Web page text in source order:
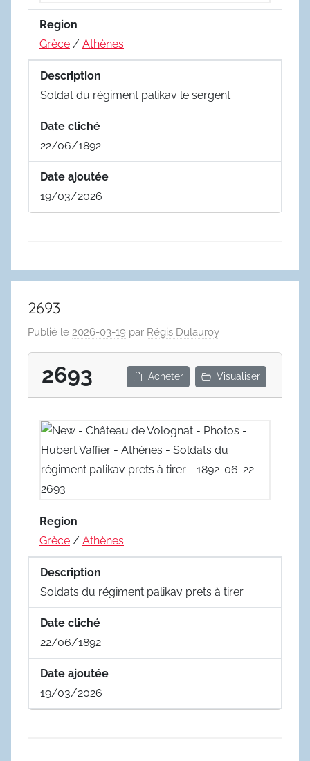
Region
Grèce / Athènes
Description
Soldat du régiment palikav le sergent
Date cliché
22/06/1892
Date ajoutée
19/03/2026
2693
Publié le 2026-03-19 par Régis Dulauroy
2693 Acheter Visualiser
Region
Grèce / Athènes
Description
Soldats du régiment palikav prets à tirer
Date cliché
22/06/1892
Date ajoutée
19/03/2026